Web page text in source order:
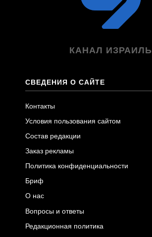
КАНАЛ ИЗРАИЛЬ
СВЕДЕНИЯ О САЙТЕ
Контакты
Условия пользования сайтом
Состав редакции
Заказ рекламы
Политика конфиденциальности
Бриф
О нас
Вопросы и ответы
Редакционная политика